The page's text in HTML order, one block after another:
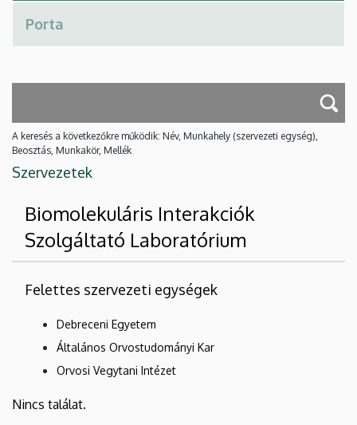
A keresés a következőkre működik: Név, Munkahely (szervezeti egység),
Beosztás, Munkakör, Mellék
Szervezetek
Biomolekuláris Interakciók
Szolgáltató Laboratórium
Felettes szervezeti egységek
Debreceni Egyetem
Általános Orvostudományi Kar
Orvosi Vegytani Intézet
Nincs találat.